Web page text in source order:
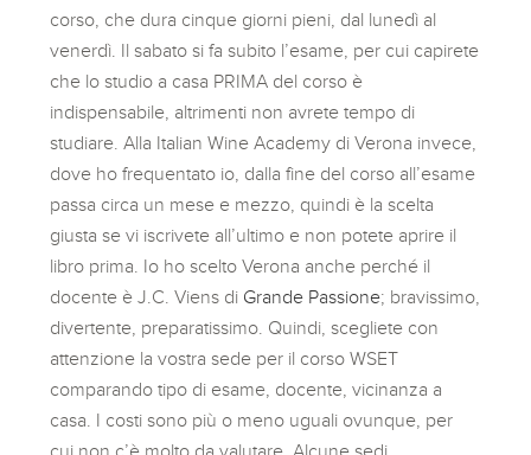
corso, che dura cinque giorni pieni, dal lunedì al
venerdì. Il sabato si fa subito l’esame, per cui capirete
che lo studio a casa PRIMA del corso è
indispensabile, altrimenti non avrete tempo di
studiare. Alla Italian Wine Academy di Verona invece,
dove ho frequentato io, dalla fine del corso all’esame
passa circa un mese e mezzo, quindi è la scelta
giusta se vi iscrivete all’ultimo e non potete aprire il
libro prima. Io ho scelto Verona anche perché il
docente è J.C. Viens di Grande Passione; bravissimo,
divertente, preparatissimo. Quindi, scegliete con
attenzione la vostra sede per il corso WSET
comparando tipo di esame, docente, vicinanza a
casa. I costi sono più o meno uguali ovunque, per
cui non c’è molto da valutare. Alcune sedi